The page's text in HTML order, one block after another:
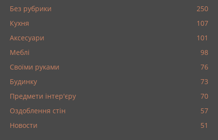
Без рубрики
250
Кухня
107
Аксесуари
101
Меблі
98
Своїми руками
76
Будинку
73
Предмети інтер'єру
70
Оздоблення стін
57
Новости
51